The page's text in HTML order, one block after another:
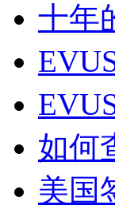
十年
如何
美国